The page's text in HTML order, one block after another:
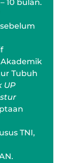
10 bulan.
Akademik
Tubuh
UP
TNI,